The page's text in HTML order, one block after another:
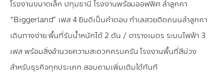
โรงงานขนาดเล็ก ปทุมธานี โรงงานพร้อมออฟฟิศ ลำลูกกา
“Biggerland” เฟส 4 ยินดีเป็นคำตอบ ทำเลสวยติดถนนลำลูกกา
เดินทางง่าย พื้นที่รับน้ำหนักได้ 2 ตัน / ตารางเมตร ระบบไฟฟ้า 3
เฟส พร้อมสิ่งอำนวยความสะดวกครบครัน โรงงานพื้นที่สีม่วง
สำหรับธุรกิจทุกประเภท สอบถามเพิ่มเติมได้ทันที